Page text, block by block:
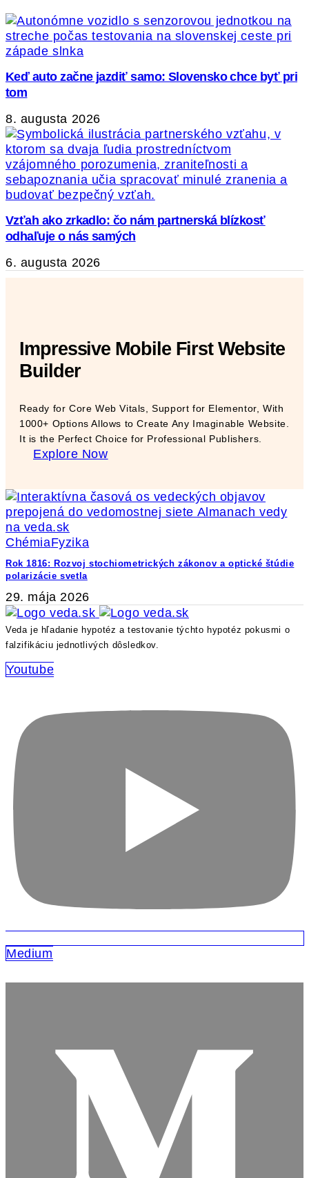
Keď auto začne jazdiť samo: Slovensko chce byť pri
tom
8. augusta 2026
Vzťah ako zrkadlo: čo nám partnerská blízkosť
odhaľuje o nás samých
6. augusta 2026
Impressive Mobile First Website
Builder
Ready for Core Web Vitals, Support for Elementor, With
1000+ Options Allows to Create Any Imaginable Website.
It is the Perfect Choice for Professional Publishers.
Explore Now
ChémiaFyzika
Rok 1816: Rozvoj stochiometrických zákonov a optické štúdie
polarizácie svetla
29. mája 2026
Veda je hľadanie hypotéz a testovanie týchto hypotéz pokusmi o
falzifikáciu jednotlivých dôsledkov.
Youtube
Medium